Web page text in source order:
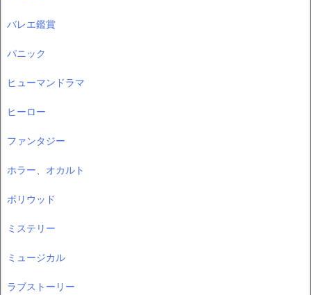
バレエ鑑賞
パニック
ヒューマンドラマ
ヒーロー
ファンタジー
ホラー、オカルト
ボリウッド
ミステリー
ミュージカル
ラブストーリー